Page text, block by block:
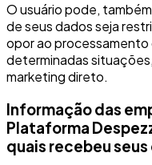
O usuário pode,
de seus dados seja
opor ao processamento
determinadas
marketing direto.
Informação das
Plataforma
quais recebeu